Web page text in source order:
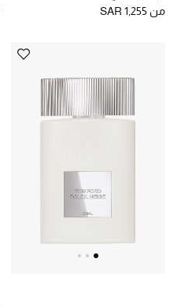
من SAR 1,255